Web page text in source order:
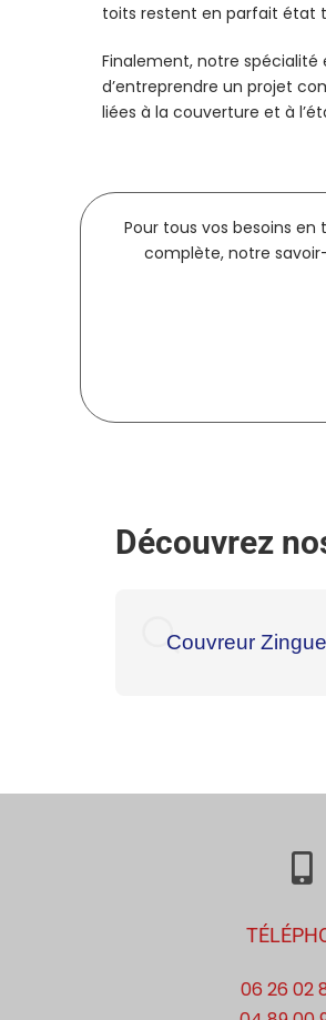
toits restent en parfait état
Finalement, notre spécialité
d’entreprendre un projet
liées à la couverture et à
Pour tous vos besoins
complète, notre
Découvrez
Couvreur
06 26 02